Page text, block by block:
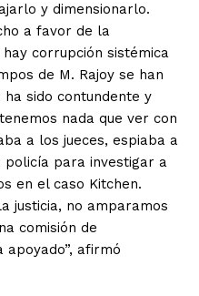
y dimensionarlo.
a favor de la
corrupción sistémica
de M. Rajoy se han
sido contundente y
nada que ver con
a los jueces, espiaba a
policía para investigar a
en el caso Kitchen.
justicia, no amparamos
comisión de
apoyado”, afirmó